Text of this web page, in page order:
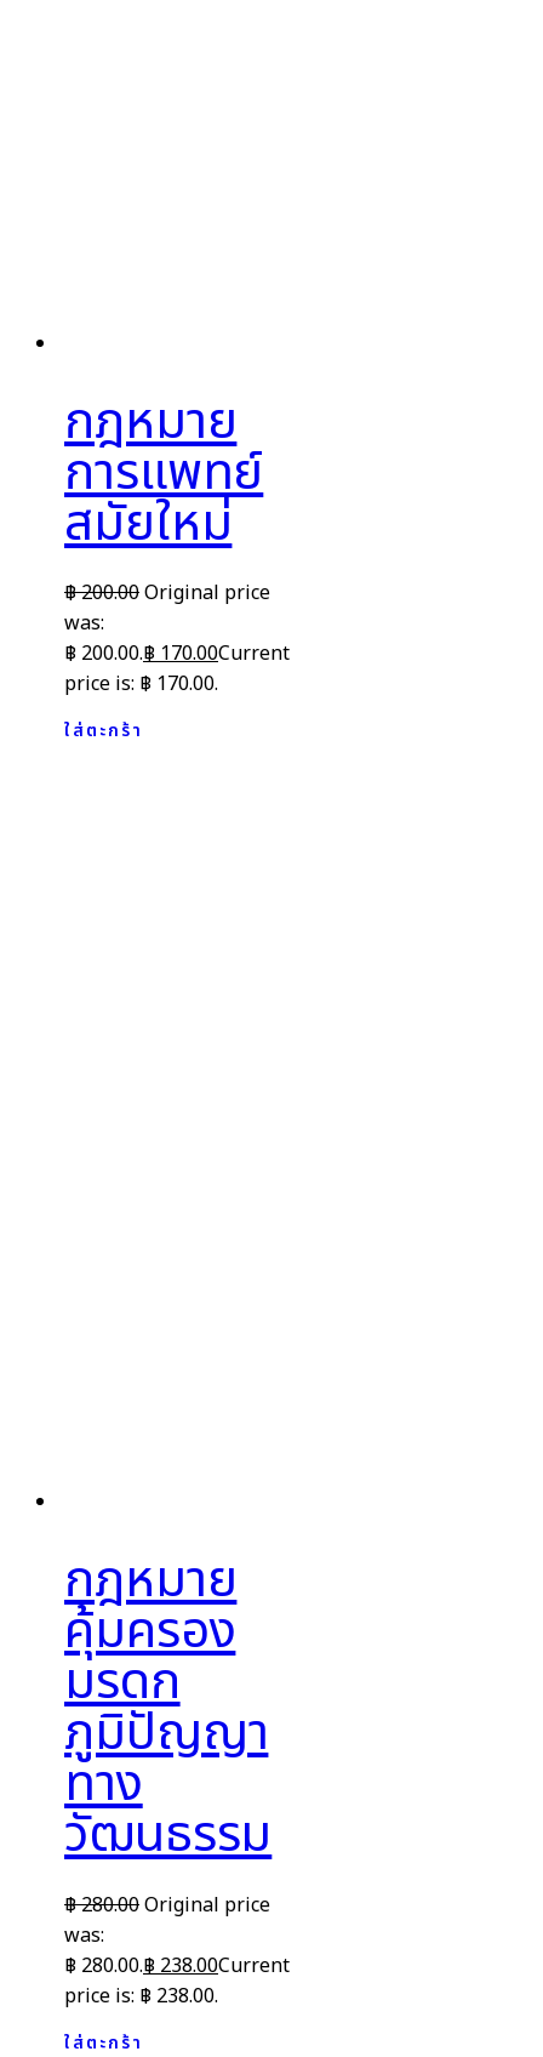
กฎหมาย
การแพทย์
สมัยใหม่
฿200.00Original price
was:
฿ 200.00.฿170.00Current
price is: ฿ 170.00.
ใส่ตะกร้า
กฎหมาย
คุ้มครอง
มรดก
ภูมิปัญญา
ทาง
วัฒนธรรม
฿280.00Original price
was:
฿ 280.00.฿ 238.00Current
price is: ฿ 238.00.
ใส่ตะกร้า